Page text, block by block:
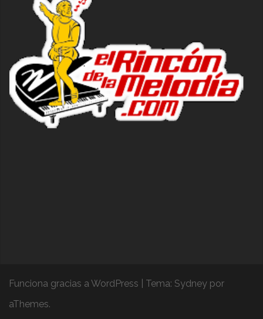
Funciona gracias a WordPress Tema: Sydney por
aThemes.